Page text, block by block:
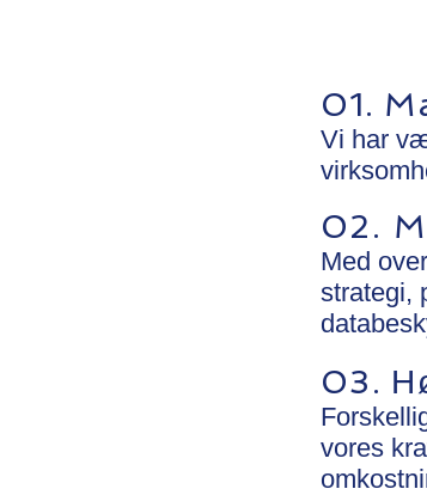
01.
Vi har
02.
Med
strategi,
03.
vores